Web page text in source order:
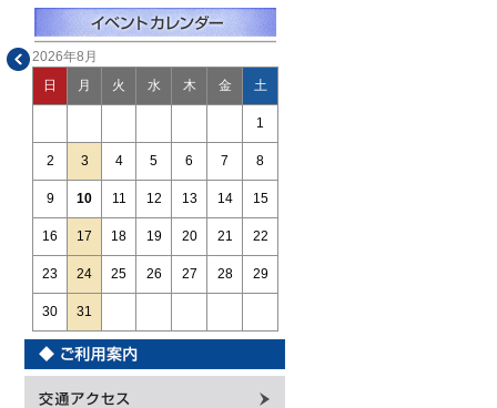
2026年8月
日 月 火 水 木 金 土
1
2 3 4 5 6 7 8
9 10 11 12 13 14 15
16 17 18 19 20 21 22
23 24 25 26 27 28 29
30 31